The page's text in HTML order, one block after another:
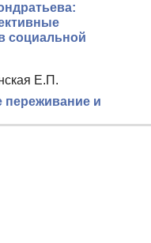
социальной
Е.П.
переживание и